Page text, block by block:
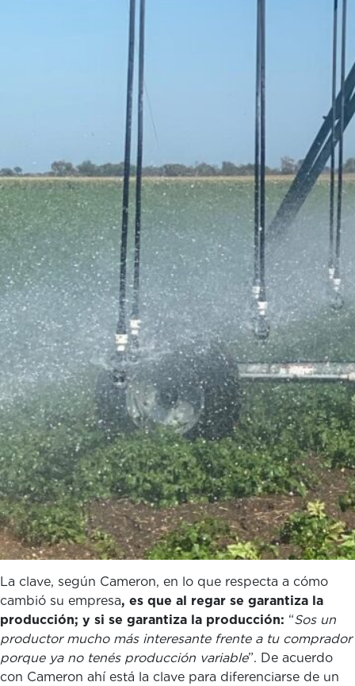
La clave, según Cameron, en lo que respecta a cómo
cambió su empresa, es que al regar se garantiza la
producción; y si se garantiza la producción: “Sos un
productor mucho más interesante frente a tu comprador
porque ya no tenés producción variable”. De acuerdo
con Cameron ahí está la clave para diferenciarse de un